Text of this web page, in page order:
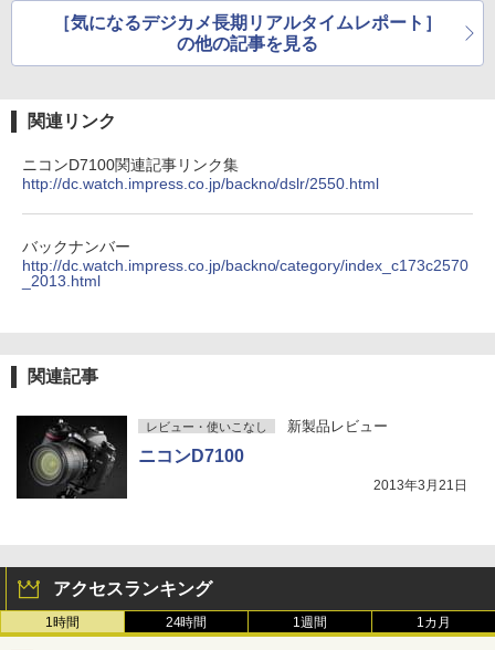
［気になるデジカメ長期リアルタイムレポート］
の他の記事を見る
関連リンク
ニコンD7100関連記事リンク集
http://dc.watch.impress.co.jp/backno/dslr/2550.html
バックナンバー
http://dc.watch.impress.co.jp/backno/category/index_c173c2570
_2013.html
関連記事
レビュー・使いこなし 新製品レビュー
ニコンD7100
2013年3月21日
アクセスランキング
1時間 24時間 1週間 1カ月